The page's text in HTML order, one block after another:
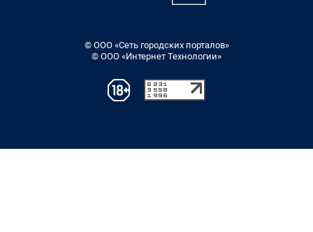
© ООО «Сеть городских порталов»
© ООО «Интернет Технологии»